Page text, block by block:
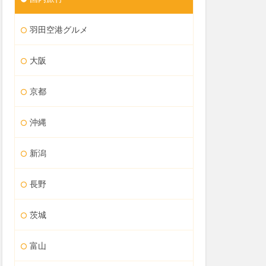
羽田空港グルメ
大阪
京都
沖縄
新潟
長野
茨城
富山